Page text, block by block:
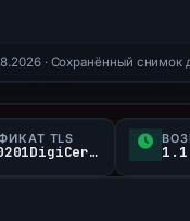
· Сохранённый снимок
TLS
225620201DigiCert Inc / DigiCert Global G TLS RSA SHA CA